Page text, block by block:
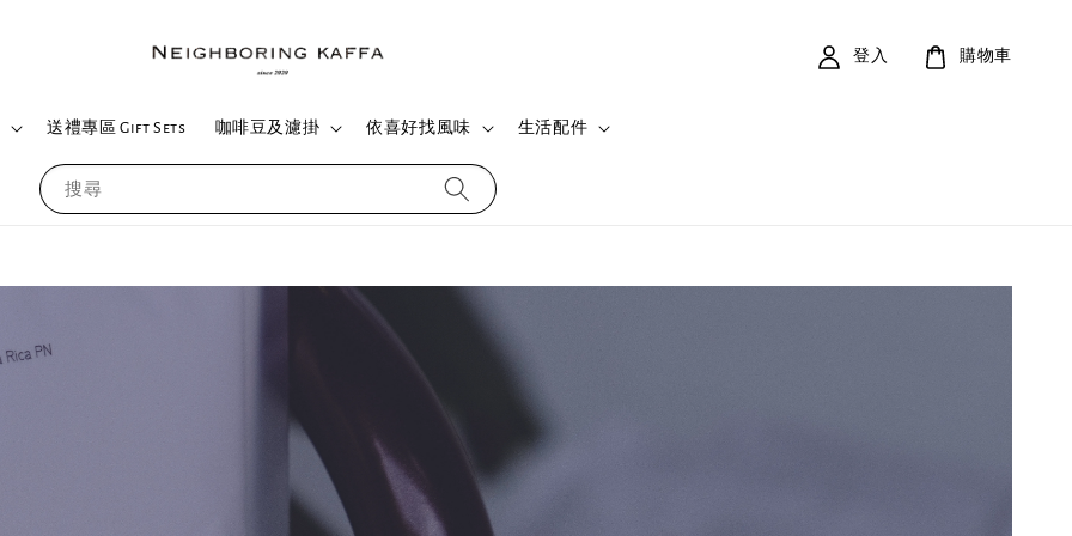
搜尋
送禮專區 Gift Sets 咖啡豆及濾掛 依喜好找風味 生活配件
登入 購物車